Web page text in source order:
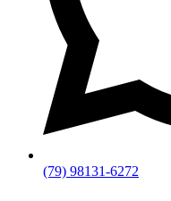
(79) 98131-6272